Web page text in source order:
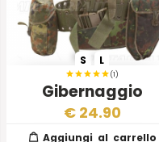
(1)
Gibernaggio
Flecktarn Originale
BW
S L
€ 24.90